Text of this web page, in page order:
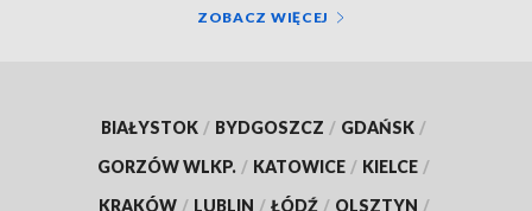
ZOBACZ WIĘCEJ
BIAŁYSTOK / BYDGOSZCZ / GDAŃSK /
GORZÓW WLKP. / KATOWICE / KIELCE /
KRAKÓW / LUBLIN / ŁÓDŹ / OLSZTYN /